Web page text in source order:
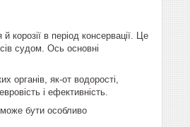
в період консервації. Це
судом. Ось основні
органів, як-от водорості,
і ефективність.
може бути особливо